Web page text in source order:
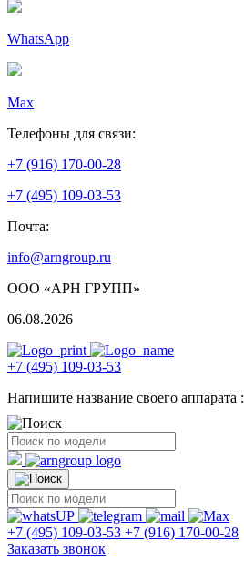
WhatsApp
Max
Телефоны для связи:
+7 (916) 170-00-28
+7 (495) 109-03-53
Почта:
info@arngroup.ru
ООО «АРН ГРУПП»
06.08.2026
+7 (495) 109-03-53
Напишите название своего аппарата :
+7 (495) 109-03-53 +7 (916) 170-00-28
Заказать звонок